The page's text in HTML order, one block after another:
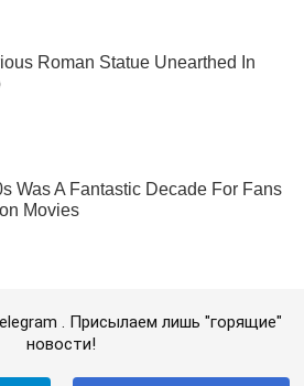
. Присылаем лишь "горящие"
новости!